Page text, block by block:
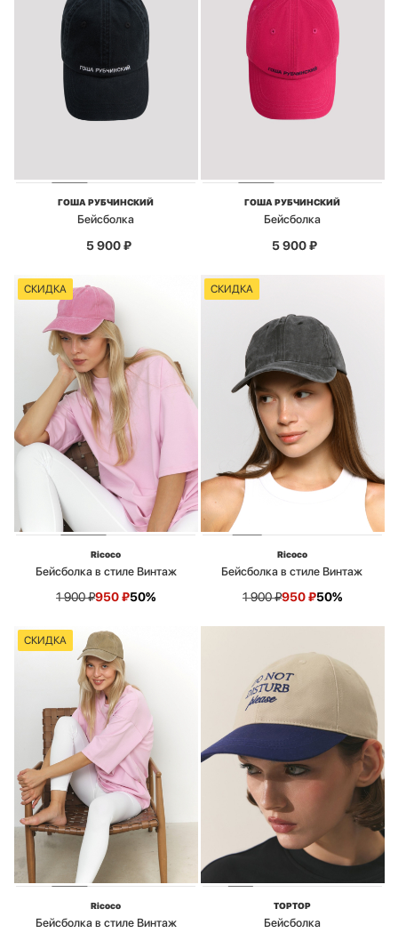
ГОША РУБЧИНСКИЙ
Бейсболка
5 900₽
ГОША РУБЧИНСКИЙ
Бейсболка
5 900₽
СКИДКА
Ricoco
Бейсболка в стиле Винтаж
1 900₽950₽50%
СКИДКА
Ricoco
Бейсболка в стиле Винтаж
1 900₽950₽50%
СКИДКА
Ricoco
Бейсболка в стиле Винтаж
TOPTOP
Бейсболка